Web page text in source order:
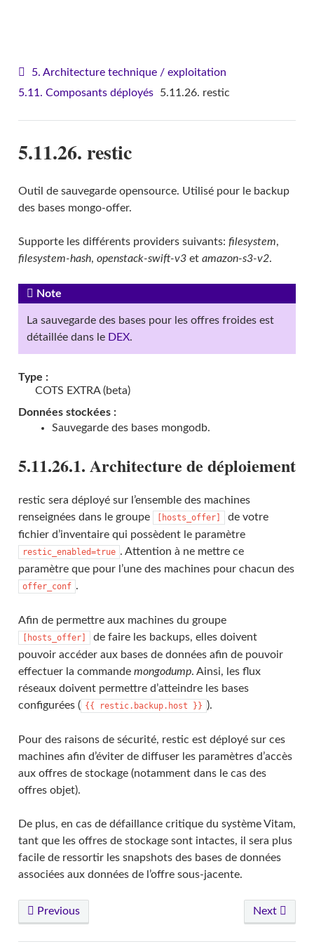
5. Architecture technique / exploitation
5.11. Composants déployés
5.11.26. restic
5.11.26. restic
Outil de sauvegarde opensource. Utilisé pour le backup
des bases mongo-offer.
Supporte les différents providers suivants: filesystem,
filesystem-hash, openstack-swift-v3et amazon-s3-v2.
Note
La sauvegarde des bases pour les offres froides est
détaillée dans le DEX.
Type :
COTS EXTRA (beta)
Données stockées :
Sauvegarde des bases mongodb.
5.11.26.1. Architecture de déploiement
restic sera déployé sur l’ensemble des machines
renseignées dans le groupe
[hosts_offer]
de votre
fichier d’inventaire qui possèdent le paramètre
restic_enabled=true . Attention à ne mettre ce
paramètre que pour l’une des machines pour chacun des
offer_conf .
Afin de permettre aux machines du groupe
[hosts_offer]
de faire les backups, elles doivent
pouvoir accéder aux bases de données afin de pouvoir
effectuer la commande mongodump. Ainsi, les flux
réseaux doivent permettre d’atteindre les bases
configurées ( {{ restic.backup.host }} ).
Pour des raisons de sécurité, restic est déployé sur ces
machines afin d’éviter de diffuser les paramètres d’accès
aux offres de stockage (notamment dans le cas des
offres objet).
De plus, en cas de défaillance critique du système Vitam,
tant que les offres de stockage sont intactes, il sera plus
facile de ressortir les snapshots des bases de données
associées aux données de l’offre sous-jacente.
Previous Next